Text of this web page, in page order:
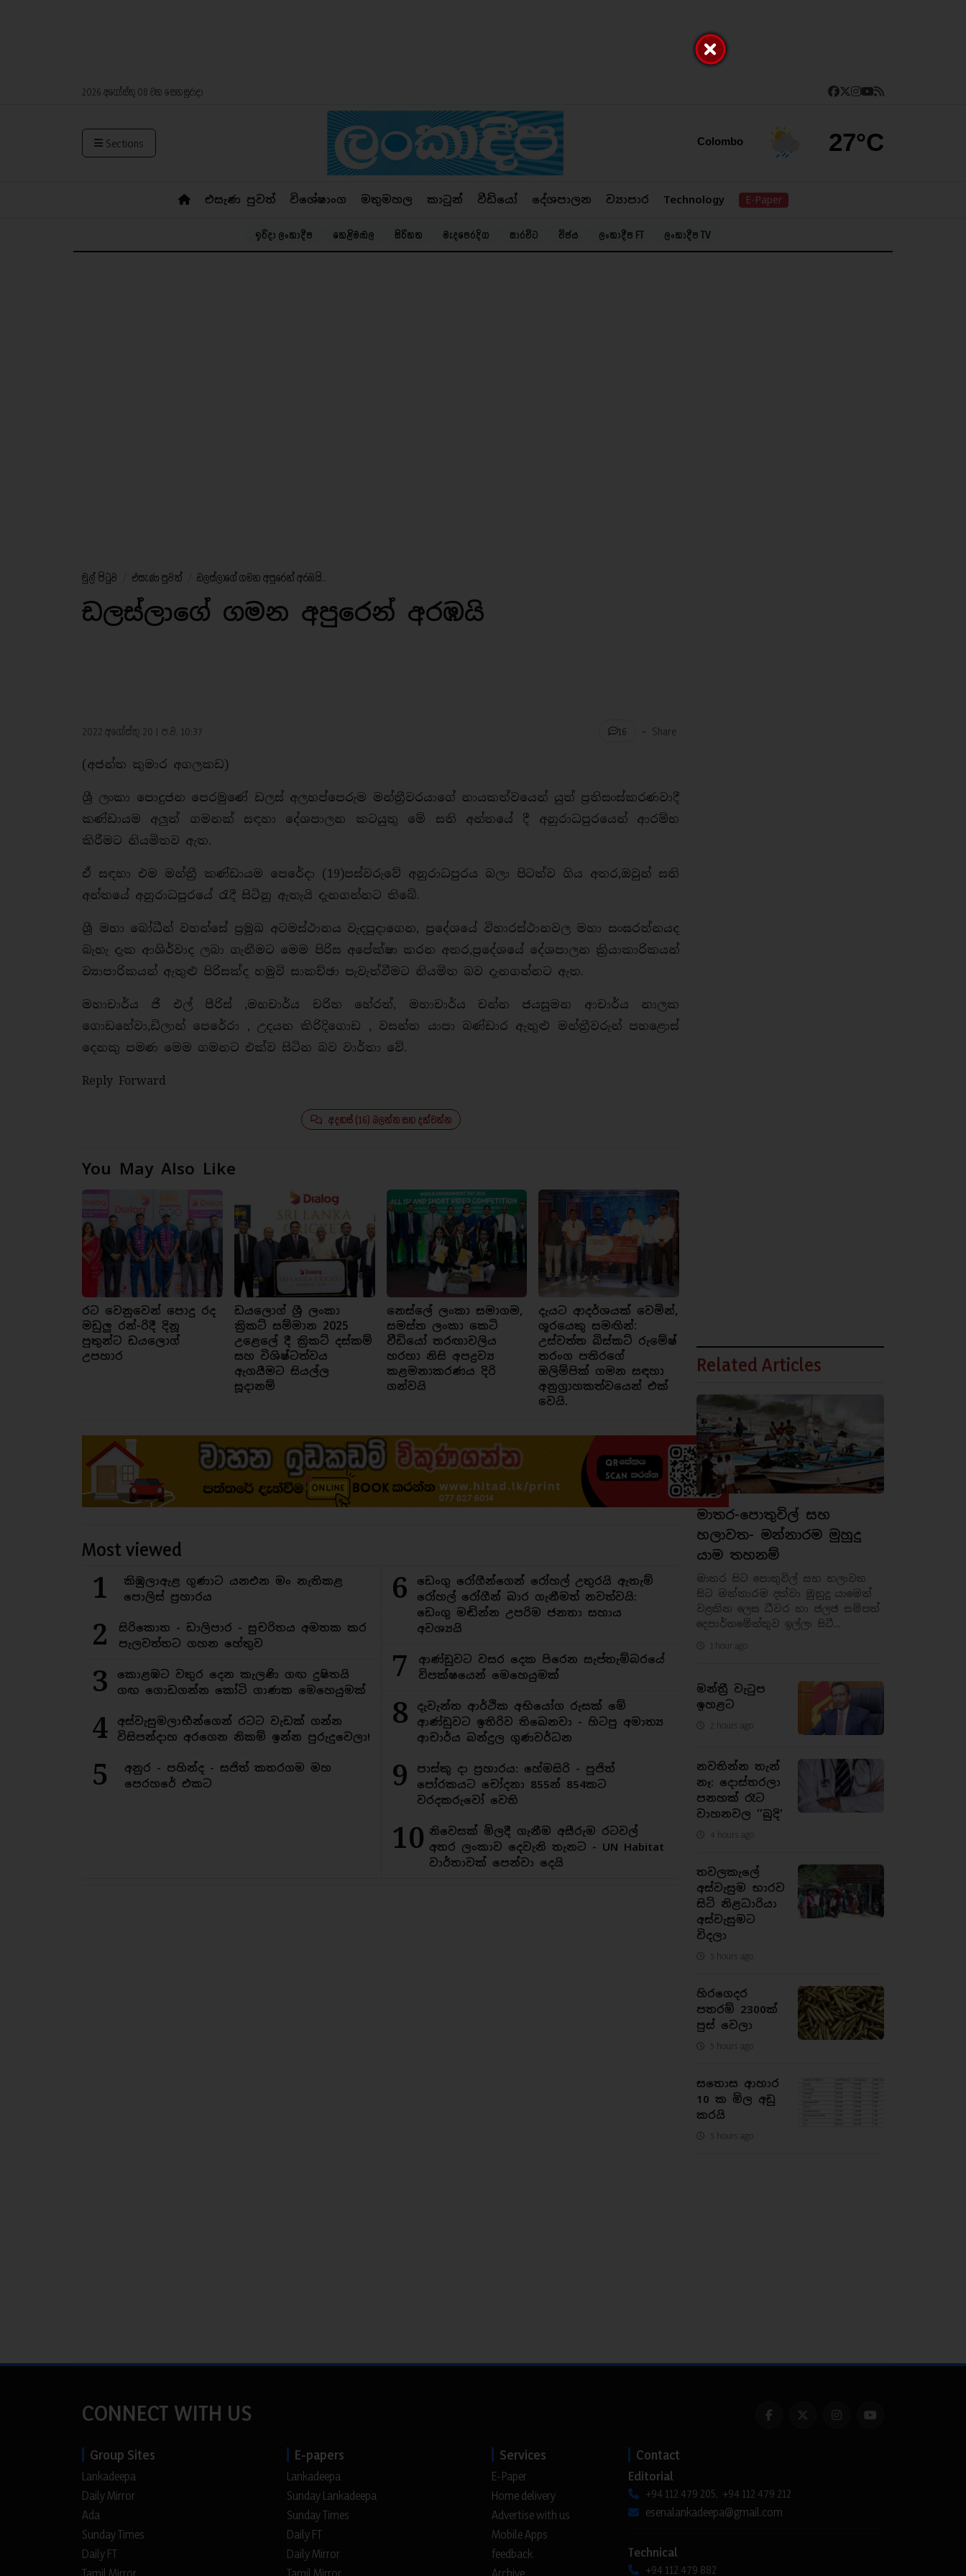
2026 අගෝස්තු 08 වන සෙනසුරාදා
Sections Colombo 27°C
එසැණ පුවත් විශේෂාංග මතුමහල කාටූන් වීඩියෝ දේශපාලන ව්‍යාපාර Technology E-Paper
ඉරිදා ලංකාදීප කෙළිමඬල සිරිකත මැදපෙරදිග සාරවිට විජය ලංකාදීප FT ලංකාදීප TV
මුල් පිටුව එසැණ පුවත් ඩලස්ලාගේ ගමන අපුරෙන් අරඹයි..
ඩලස්ලාගේ ගමන අපුරෙන් අරඹයි
2022 අගෝස්තු 20 | ප.ව. 10:37 16 - Share
(අජන්ත කුමාර අගලකඩ)
ශ්‍රී ලංකා පොදුජන පෙරමුණේ ඩලස් අලහප්පෙරුම මන්ත්‍රීවරයාගේ නායකත්වයෙන් යුත් ප්‍රතිසංස්කරණවාදී
කණ්ඩායම අලුත් ගමනක් සඳහා දේශපාලන කටයුතු මේ සති අන්තයේ දී අනුරාධපුරයෙන් ආරම්භ
කිරීමට නියමිතව ඇත.
ඒ සඳහා එම මන්ත්‍රී කණ්ඩායම පෙරේදා (19)පස්වරුවේ අනුරාධපුරය බලා පිටත්ව ගිය අතර,ඔවුන් සති
අන්තයේ අනුරාධපුරයේ රැදී සිටිනු ඇතැයි දැනගන්නට තිබේ.
ශ්‍රී මහා බෝධීන් වහන්සේ ප්‍රමුඛ අටමස්ථානය වැදපුදාගෙන, ප්‍රදේශයේ විහාරස්ථානවල මහා සංඝරත්නයද
බැහැ දැක ආශිර්වාද ලබා ගැනීමට මෙම පිරිස අපේක්ෂා කරන අතර,ප්‍රදේශයේ දේශපාලන ක්‍රියාකාරිකයන්
ව්‍යාපාරිකයන් ඇතුළු පිරිසක්ද හමුවි සාකච්ඡා පැවැත්වීමට නියමිත බව දැනගන්නට ඇත.
මහාචාර්ය ජී එල් පීරිස් ,මහචාර්ය චරිත හේරත්, මහාචාර්ය චන්න ජයසුමන ආචාර්ය නාලක
ගොඩහේවා,ඩිලාන් පෙරේරා , උදයන කිරිදිගොඩ , වසන්ත යාපා බණ්ඩාර ඇතුළු මන්ත්‍රීවරුන් පහළොස්
දෙනකු පමණ මෙම ගමනට එක්ව සිටින බව වාර්තා වේ.
Reply Forward
අදහස් (16) බලන්න සහ දක්වන්න
You May Also Like
රට වෙනුවෙන් පොදු රද
මඩුලු රන්-රිදී දිනූ
පුතුන්ට ඩයලොග්
උපහාර
ඩයලොග් ශ්‍රී ලංකා
ක්‍රිකට් සම්මාන 2025
උළෙලේ දී ක්‍රිකට් දස්කම්
සහ විශිෂ්ටත්වය
ඇගයීමට සියල්ල
සූදානම්
නෙස්ලේ ලංකා සමාගම,
සමස්ත ලංකා කෙටි
වීඩියෝ තරඟාවලිය
හරහා නිසි අපද්‍රව්‍ය
කළමනාකරණය දිරි
ගන්වයි
දැයට ආදර්ශයක් වෙමින්,
ශූරයෙකු සමඟින්:
උස්වත්ත බිස්කට් රුමේෂ්
තරංග පතිරගේ
ඔලිම්පික් ගමන සඳහා
අනුග්‍රාහකත්වයෙන් එක්
වෙයි.
Most viewed
1
කිඹුලාඇළ ගුණාට යනඑන මං නැතිකළ
පොලිස් ප්‍රහාරය
2
සිරිකොත - ඩාලිපාර - සුචරිතය අමතක කර
පැලවත්තට ගහන හේතුව
3
කොළඹට වතුර දෙන කැලණි ගඟ දුෂිතයි
ගඟ ගොඩගන්න කෝටි ගාණක මෙහෙයුමක්
4
අස්වැසුමලාභීන්ගෙන් රටට වැඩක් ගන්න
විසිපන්දාහ අරගෙන නිකම් ඉන්න පුරුදුවෙලා!
5
අනුර - පහින්ද - සජිත් කතරගම මහ
පෙරහරේ එකට
6
ඩෙංගු රෝගීන්ගෙන් රෝහල් උතුරයි ඇතැම්
රෝහල් රෝගීන් බාර ගැනීමත් නවත්වයි:
ඩෙංගු මඬින්න උපරිම ජනතා සහාය
අවශ්‍යයි
7
ආණ්ඩුවට වසර දෙක පිරෙන සැප්තැම්බරයේ
විපක්ෂයෙන් මෙහෙයුමක්
8
දැවැන්ත ආර්ථික අභියෝග රුසක් මේ
ආණ්ඩුවට ඉතිරිව තිබෙනවා - හිටපු අමාත්‍ය
ආචාර්ය බන්දුල ගුණවර්ධන
9
පාස්කු දා ප්‍රහාරය: හේමසිරි - පූජිත්
පෝරකයට චෝදනා 855න් 854කට
වරදකරුවෝ වෙති
10 නිවෙසක් මිලදී ගැනීම අසීරුම රටවල්
අතර ලංකාව දෙවැනි තැනට - UN Habitat
වාර්තාවක් පෙන්වා දෙයි
Related Articles
මාතර-පොතුවිල් සහ
හලාවත- මන්නාරම මුහුදු
යාම තහනම්
මාතර සිට පොතුවිල් සහ හලාවත
සිට මන්නාරම දක්වා මුහුදු යාමෙන්
වළකින ලෙස ධීවර හා ජලජ සම්පත්
දෙපාර්තමේන්තුව ඉල්ලා සිටී...
1 hour ago
මන්ත්‍රී වැටුප
ඉහළට
2 hours ago
නවතින්න තැන්
නෑ: දොස්තරලා
පනහක් රෑට
වාහනවල ’’බුදි’
4 hours ago
තවලකැලේ
අස්වැසුම භාරව
සිටි නිළධාරියා
අස්වැසුමට
විදලා
5 hours ago
හිරගෙදර
පතරම් 2300ක්
පුස් වෙලා
5 hours ago
සතොස ආහාර
10 ක මිල අඩු
කරයි
5 hours ago
CONNECT WITH US
Group Sites
Lankadeepa
Daily Mirror
Ada
Sunday Times
Daily FT
Tamil Mirror
E-papers
Lankadeepa
Sunday Lankadeepa
Sunday Times
Daily FT
Daily Mirror
Tamil Mirror
Services
E-Paper
Home delivery
Advertise with us
Mobile Apps
feedback
Archive
Contact
Editorial
+94 112 479 205, +94 112 479 212
esenalankadeepa@gmail.com
Technical
+94 112 479 882